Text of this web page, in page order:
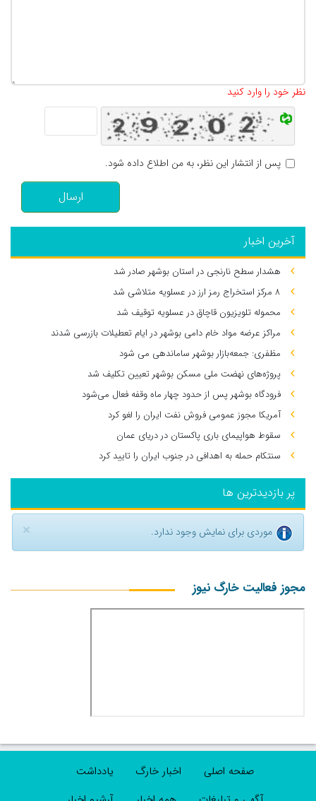
نظر خود را وارد کنید
پس از انتشار این نظر، به من اطلاع داده شود.
ارسال
آخرین اخبار
هشدار سطح نارنجی در استان بوشهر صادر شد
۸ مرکز استخراج رمز ارز در عسلویه متلاشی شد
محموله تلویزیون قاچاق در عسلویه توقیف شد
مراکز عرضه مواد خام دامی بوشهر در ایام تعطیلات بازرسی شدند
مظفری: جمعه‌بازار بوشهر ساماندهی می‌ شود
پروژه‌های نهضت ملی مسکن بوشهر تعیین تکلیف شد
فرودگاه بوشهر پس از حدود چهار ماه وقفه فعال می‌شود
آمریکا مجوز عمومی فروش نفت ایران را لغو کرد
سقوط هواپیمای باری پاکستان در دریای عمان
سنتکام حمله به اهدافی در جنوب ایران را تایید کرد
پر بازدیدترین ها
× موردی برای نمایش وجود ندارد.
مجوز فعالیت خارگ نیوز
صفحه اصلی اخبار خارگ
یادداشت